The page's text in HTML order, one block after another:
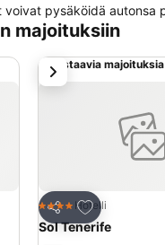
pysäköidä
Huoneissa on
Perusvarustukseen
Asiakkaat
ja snackbaarissa
biljardi. Aikuisille
on
Seuraavat
majoituksiin
Vastaavia majoituksia
Jaa
Lisää
4 Tähtiluokitus
Hotelli
Sol Tenerife
seuraava